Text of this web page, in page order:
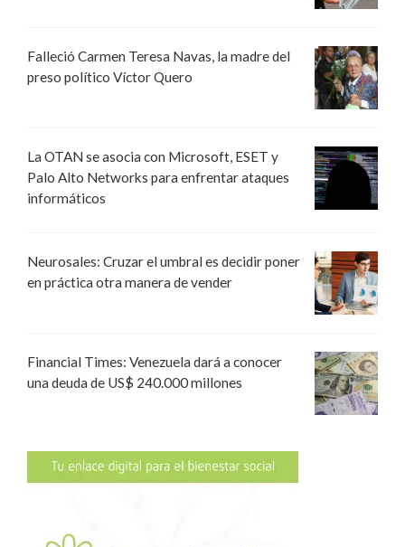
Falleció Carmen Teresa Navas, la madre del
preso político Víctor Quero
La OTAN se asocia con Microsoft, ESET y
Palo Alto Networks para enfrentar ataques
informáticos
Neurosales: Cruzar el umbral es decidir poner
en práctica otra manera de vender
Financial Times: Venezuela dará a conocer
una deuda de US$ 240.000 millones